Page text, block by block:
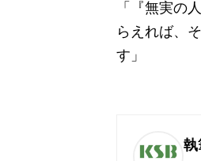
「『無実の
らえれば、
す」
執